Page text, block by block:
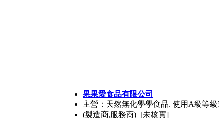
果果愛食品有限公司
主營：天然無化學學食品. 使用A級等
(製造商,服務商) [未核實]